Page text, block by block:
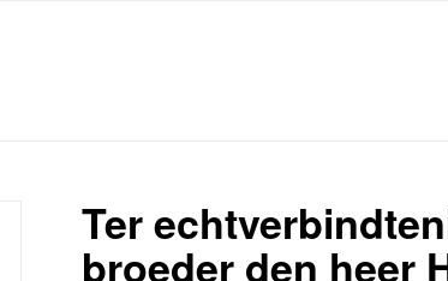
Ter
broeder den heer